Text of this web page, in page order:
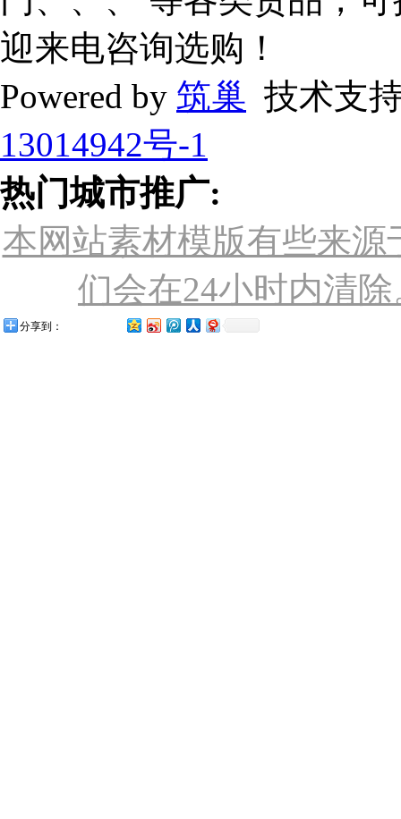
迎来电咨询选购！
Powered by 筑巢 技术支
13014942号-1
热门城市推广:
本网站素材模版有些来
们会在24小时内清
分享到：